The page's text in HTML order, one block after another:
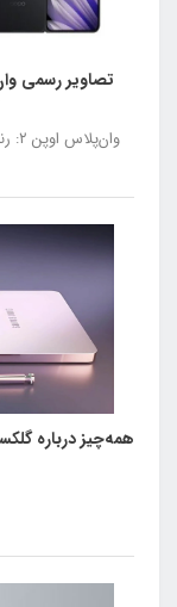
وان‌پلاس اوپن ۲: رندرهای جدید و طراحی متفاوت